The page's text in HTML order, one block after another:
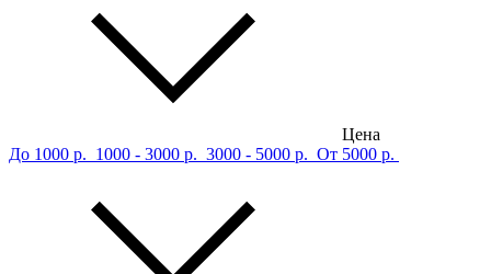
Цена
До 1000 р. 1000 - 3000 р. 3000 - 5000 р. От 5000 р.